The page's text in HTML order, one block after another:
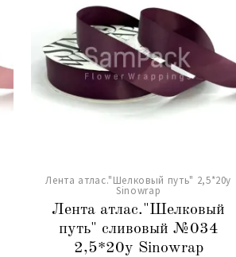
Лента атлас."Шелковый путь" 2,5*20y
Sinowrap
Лента атлас."Шелковый
путь" сливовый №034
2,5*20y Sinowrap